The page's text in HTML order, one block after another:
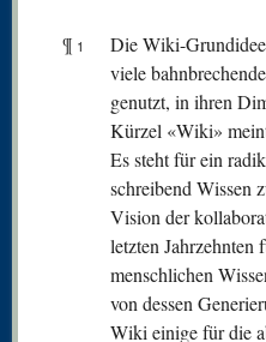
¶ 1
Die Wiki-
viele
genutzt, in ihren
Kürzel «Wiki»
Es steht für ein
schreibend Wissen
Vision der
letzten Jahrzehnten
menschlichen
von dessen
Wiki einige für die